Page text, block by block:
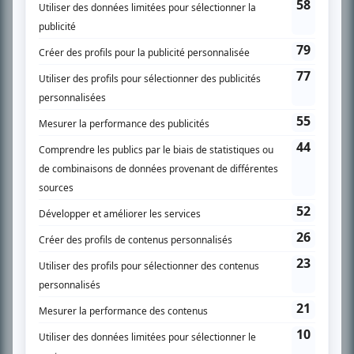
SUR LE RÉSEAU BIZZ MÉDIA
PLAN DU SITE
Accueil
Liste des oeuvres
Recherche avancée
À propos
Nous contacter
Termes et conditions
Politique de confidentialité
Gestion du consentement